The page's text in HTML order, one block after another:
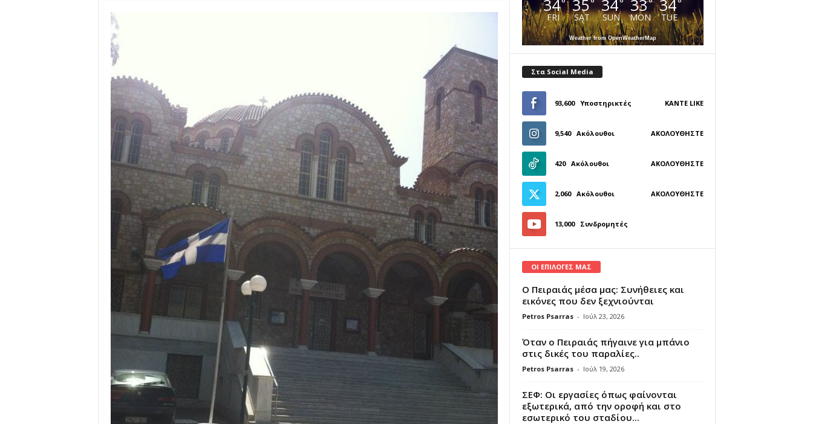
34°
FRI
35°
SAT
34°
SUN
33°
MON
34°
TUE
Weather from OpenWeatherMap
Στα Social Media
93,600 Υποστηρικτές ΚΆΝΤΕ LIKE
9,540 Ακόλουθοι ΑΚΟΛΟΥΘΉΣΤΕ
420 Ακόλουθοι ΑΚΟΛΟΥΘΉΣΤΕ
2,060 Ακόλουθοι ΑΚΟΛΟΥΘΉΣΤΕ
13,000 Συνδρομητές
ΓΊΝΕΤΕ ΣΥΝΔΡΟΜΗΤΉΣ
ΟΙ ΕΠΙΛΟΓΕΣ ΜΑΣ
Ο Πειραιάς μέσα μας: Συνήθειες και
εικόνες που δεν ξεχνιούνται
Petros Psarras - Ιούλ 23, 2026
Όταν ο Πειραιάς πήγαινε για μπάνιο
στις δικές του παραλίες..
Petros Psarras - Ιούλ 19, 2026
ΣΕΦ: Οι εργασίες όπως φαίνονται
εξωτερικά, από την οροφή και στο
εσωτερικό του σταδίου...